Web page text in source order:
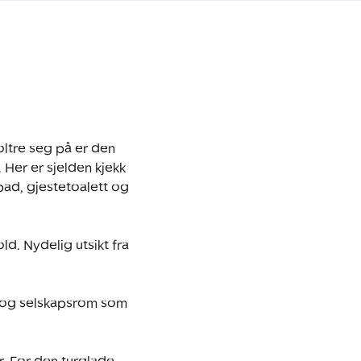
seg på er den
er sjelden kjekk
gjestetoalett og
Nydelig utsikt fra
selskapsrom som